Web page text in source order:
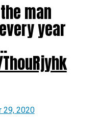
man
year
29, 2020